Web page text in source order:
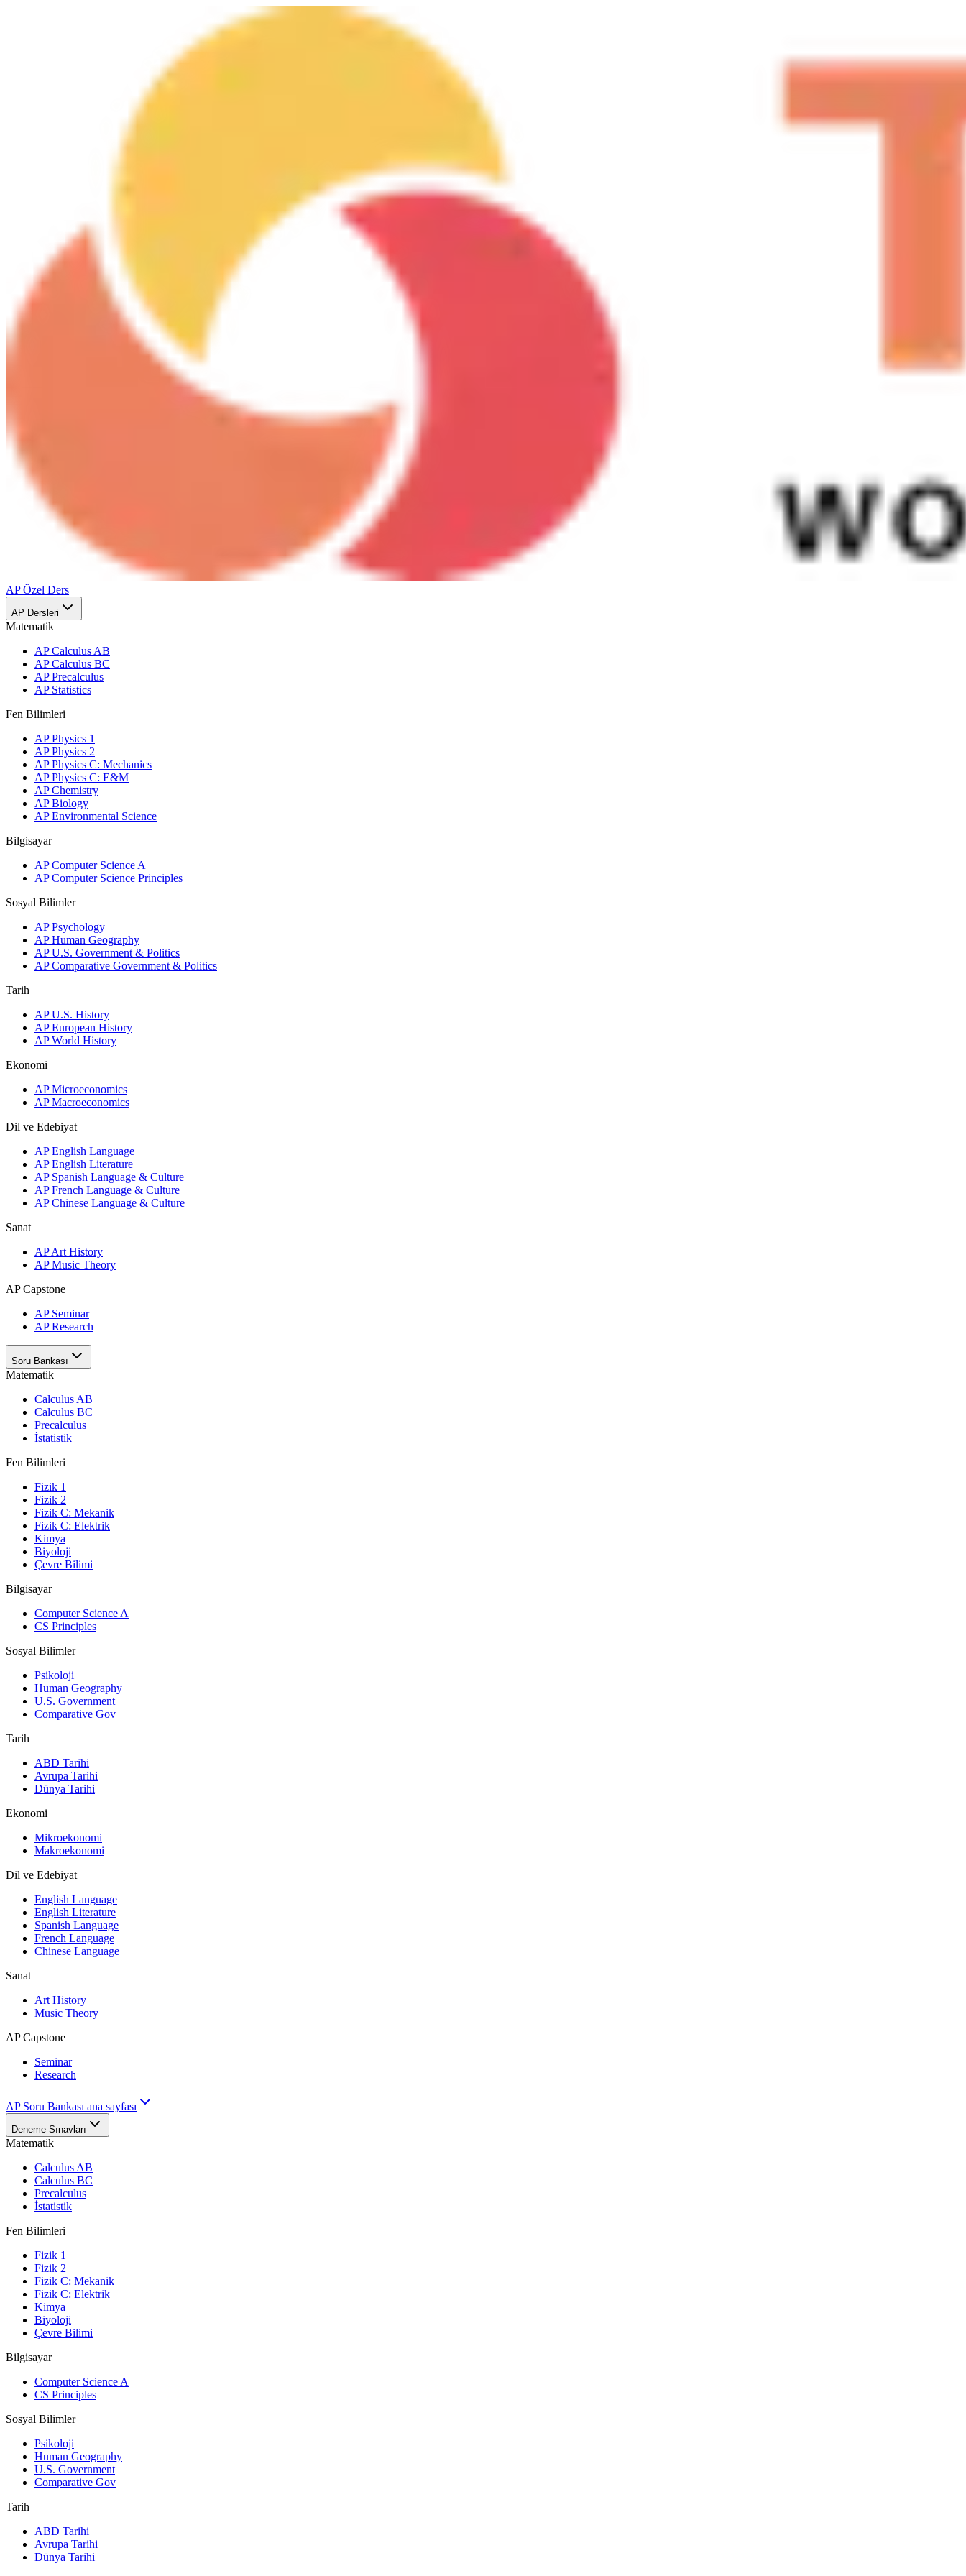
AP Özel Ders
AP Dersleri
Matematik
AP Calculus AB
AP Calculus BC
AP Precalculus
AP Statistics
Fen Bilimleri
AP Physics 1
AP Physics 2
AP Physics C: Mechanics
AP Physics C: E&M
AP Chemistry
AP Biology
AP Environmental Science
Bilgisayar
AP Computer Science A
AP Computer Science Principles
Sosyal Bilimler
AP Psychology
AP Human Geography
AP U.S. Government & Politics
AP Comparative Government & Politics
Tarih
AP U.S. History
AP European History
AP World History
Ekonomi
AP Microeconomics
AP Macroeconomics
Dil ve Edebiyat
AP English Language
AP English Literature
AP Spanish Language & Culture
AP French Language & Culture
AP Chinese Language & Culture
Sanat
AP Art History
AP Music Theory
AP Capstone
AP Seminar
AP Research
Soru Bankası
Matematik
Calculus AB
Calculus BC
Precalculus
İstatistik
Fen Bilimleri
Fizik 1
Fizik 2
Fizik C: Mekanik
Fizik C: Elektrik
Kimya
Biyoloji
Çevre Bilimi
Bilgisayar
Computer Science A
CS Principles
Sosyal Bilimler
Psikoloji
Human Geography
U.S. Government
Comparative Gov
Tarih
ABD Tarihi
Avrupa Tarihi
Dünya Tarihi
Ekonomi
Mikroekonomi
Makroekonomi
Dil ve Edebiyat
English Language
English Literature
Spanish Language
French Language
Chinese Language
Sanat
Art History
Music Theory
AP Capstone
Seminar
Research
AP Soru Bankası ana sayfası
Deneme Sınavları
Matematik
Calculus AB
Calculus BC
Precalculus
İstatistik
Fen Bilimleri
Fizik 1
Fizik 2
Fizik C: Mekanik
Fizik C: Elektrik
Kimya
Biyoloji
Çevre Bilimi
Bilgisayar
Computer Science A
CS Principles
Sosyal Bilimler
Psikoloji
Human Geography
U.S. Government
Comparative Gov
Tarih
ABD Tarihi
Avrupa Tarihi
Dünya Tarihi